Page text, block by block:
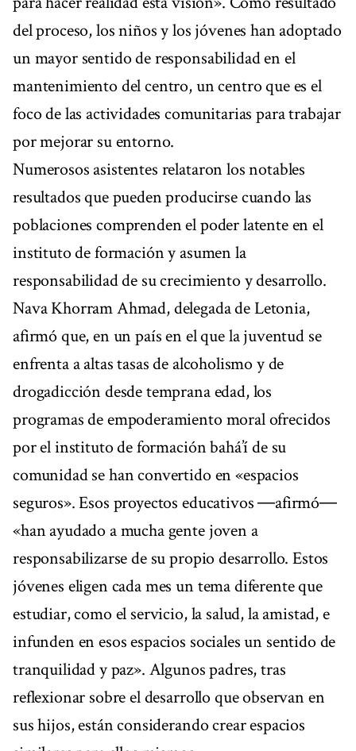
del proceso, los niños y los jóvenes han adoptado
un mayor sentido de responsabilidad en el
mantenimiento del centro, un centro que es el
foco de las actividades comunitarias para trabajar
por mejorar su entorno.
Numerosos asistentes relataron los notables
resultados que pueden producirse cuando las
poblaciones comprenden el poder latente en el
instituto de formación y asumen la
responsabilidad de su crecimiento y desarrollo.
Nava Khorram Ahmad, delegada de Letonia,
afirmó que, en un país en el que la juventud se
enfrenta a altas tasas de alcoholismo y de
drogadicción desde temprana edad, los
programas de empoderamiento moral ofrecidos
por el instituto de formación bahá’í de su
comunidad se han convertido en «espacios
seguros». Esos proyectos educativos ―afirmó―
«han ayudado a mucha gente joven a
responsabilizarse de su propio desarrollo. Estos
jóvenes eligen cada mes un tema diferente que
estudiar, como el servicio, la salud, la amistad, e
infunden en esos espacios sociales un sentido de
tranquilidad y paz». Algunos padres, tras
reflexionar sobre el desarrollo que observan en
sus hijos, están considerando crear espacios